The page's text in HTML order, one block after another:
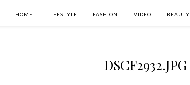
HOME LIFESTYLE FASHION VIDEO BEAUTY
DSCF2932.JPG